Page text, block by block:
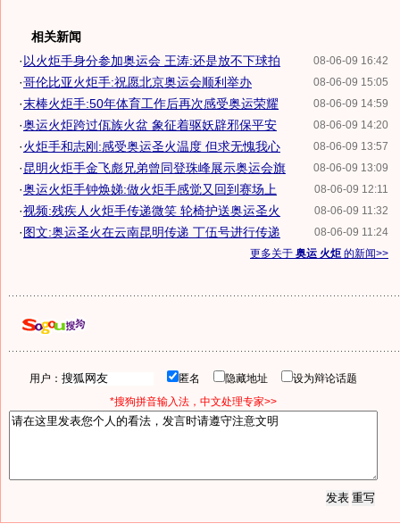
相关新闻
08-06-09 16:42
· 以火炬手身分参加奥运会 王涛:还是放不下球拍
08-06-09 15:05
·哥伦比亚火炬手:祝愿北京奥运会顺利举办
08-06-09 14:59
·末棒火炬手:50年体育工作后再次感受奥运荣耀
08-06-09 14:20
·奥运火炬跨过佤族火盆 象征着驱妖辟邪保平安
08-06-09 13:57
·火炬手和志刚:感受奥运圣火温度 但求无愧我心
08-06-09 13:09
·昆明火炬手金飞彪兄弟曾同登珠峰展示奥运会旗
08-06-09 12:11
·奥运火炬手钟焕娣:做火炬手感觉又回到赛场上
08-06-09 11:32
·视频:残疾人火炬手传递微笑 轮椅护送奥运圣火
08-06-09 11:24
·图文:奥运圣火在云南昆明传递 丁伍号进行传递
更多关于 奥运 火炬 的新闻>>
用户： 匿名 隐藏地址
设为辩论话题
*搜狗拼音输入法，中文处理专家>>